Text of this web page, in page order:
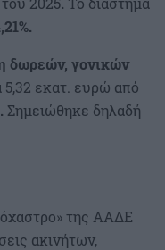
δωρεών, γονικών
5,32 εκατ. ευρώ από
. Σημειώθηκε δηλαδή
της ΑΑΔΕ
ακινήτων,